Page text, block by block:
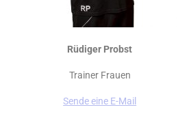
Rüdiger Probst
Trainer Frauen
Sende eine E-Mail